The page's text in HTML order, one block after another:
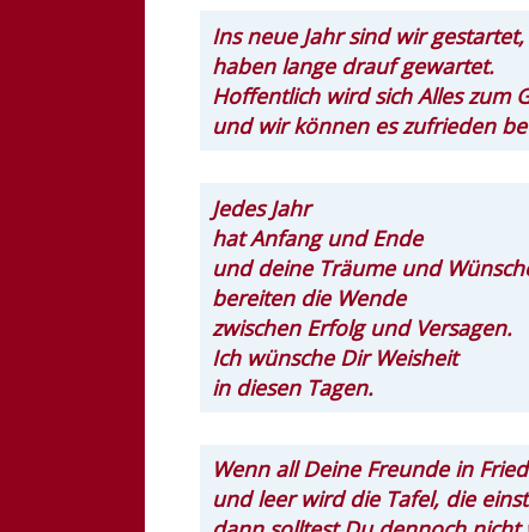
Ins neue Jahr sind wir gestartet,
haben lange drauf gewartet.
Hoffentlich wird sich Alles zum
und wir können es zufrieden
Jedes Jahr
hat Anfang und Ende
und deine Träume und
bereiten die Wende
zwischen Erfolg und Versagen.
Ich wünsche Dir Weisheit
in diesen Tagen.
Wenn all Deine Freunde in
und leer wird die Tafel, die